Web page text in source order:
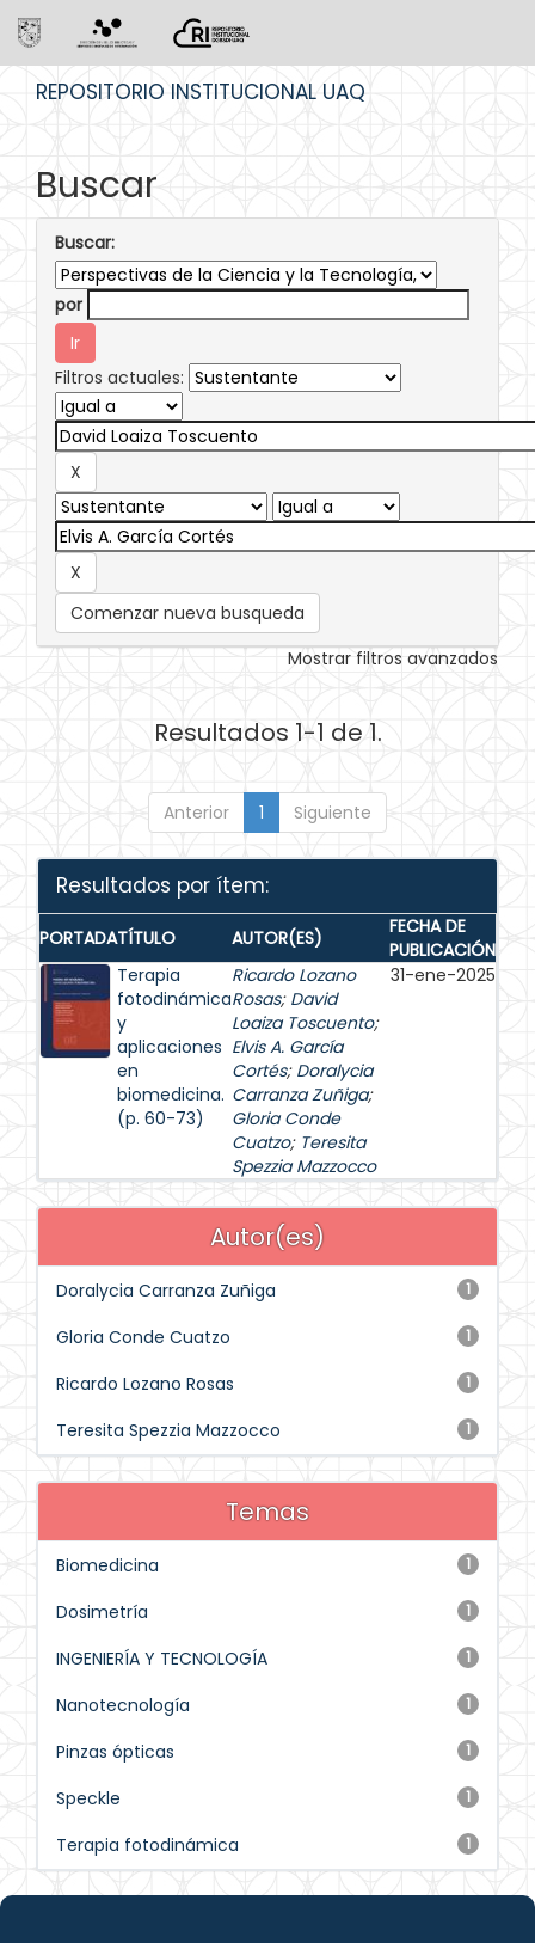
REPOSITORIO INSTITUCIONAL UAQ
Buscar
Buscar:
por
Filtros actuales:
Comenzar nueva busqueda
Mostrar filtros avanzados
Resultados 1-1 de 1.
Anterior 1 Siguiente
Resultados por ítem:
PORTADATÍTULO AUTOR(ES)
FECHA DE
PUBLICACIÓN
Terapia
fotodinámica
y
aplicaciones
en
biomedicina.
(p. 60-73)
Ricardo Lozano
Rosas; David
Loaiza Toscuento;
Elvis A. García
Cortés; Doralycia
Carranza Zuñiga;
Gloria Conde
Cuatzo; Teresita
Spezzia Mazzocco
31-ene-2025
Autor(es)
1
Doralycia Carranza Zuñiga
1
Gloria Conde Cuatzo
1
Ricardo Lozano Rosas
1
Teresita Spezzia Mazzocco
Temas
1
Biomedicina
1
Dosimetría
1
INGENIERÍA Y TECNOLOGÍA
1
Nanotecnología
1
Pinzas ópticas
1
Speckle
1
Terapia fotodinámica